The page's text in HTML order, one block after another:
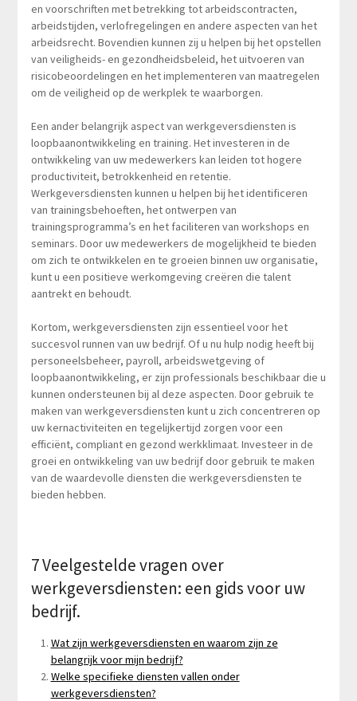
en voorschriften met betrekking tot arbeidscontracten,
arbeidstijden, verlofregelingen en andere aspecten van het
arbeidsrecht. Bovendien kunnen zij u helpen bij het opstellen
van veiligheids- en gezondheidsbeleid, het uitvoeren van
risicobeoordelingen en het implementeren van maatregelen
om de veiligheid op de werkplek te waarborgen.
Een ander belangrijk aspect van werkgeversdiensten is
loopbaanontwikkeling en training. Het investeren in de
ontwikkeling van uw medewerkers kan leiden tot hogere
productiviteit, betrokkenheid en retentie.
Werkgeversdiensten kunnen u helpen bij het identificeren
van trainingsbehoeften, het ontwerpen van
trainingsprogramma’s en het faciliteren van workshops en
seminars. Door uw medewerkers de mogelijkheid te bieden
om zich te ontwikkelen en te groeien binnen uw organisatie,
kunt u een positieve werkomgeving creëren die talent
aantrekt en behoudt.
Kortom, werkgeversdiensten zijn essentieel voor het
succesvol runnen van uw bedrijf. Of u nu hulp nodig heeft bij
personeelsbeheer, payroll, arbeidswetgeving of
loopbaanontwikkeling, er zijn professionals beschikbaar die u
kunnen ondersteunen bij al deze aspecten. Door gebruik te
maken van werkgeversdiensten kunt u zich concentreren op
uw kernactiviteiten en tegelijkertijd zorgen voor een
efficiënt, compliant en gezond werkklimaat. Investeer in de
groei en ontwikkeling van uw bedrijf door gebruik te maken
van de waardevolle diensten die werkgeversdiensten te
bieden hebben.
7 Veelgestelde vragen over
werkgeversdiensten: een gids voor uw
bedrijf.
Wat zijn werkgeversdiensten en waarom zijn ze
belangrijk voor mijn bedrijf?
Welke specifieke diensten vallen onder
werkgeversdiensten?